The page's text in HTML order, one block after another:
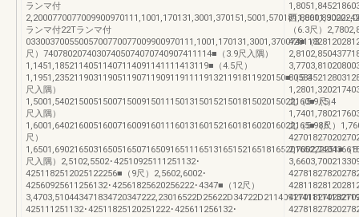
ランマ付
ランマ付22Tランマ付
03300370055005700770077009900970111,1001,170131,3001,370074■（3
尺）74078020740307405074070740907411114■（3.9尺入隅）
1,1451,18521140511407114091141111413119■（4.5尺）
1,1951,235211903119051190711909119111191321191811920150■（5.3
尺入隅）
1,5001,54021500515007150091501115013150152150181502015022160■（5.4
尺入隅）
1,6001,64021600516007160091601116013160152160181602016022165■（6
尺）
1,6501,69021650316505165071650916511165131651521651816520165222251■（
尺入隅）2,5102,5502･42510925111251132･
4251182512025122256■（9尺）2,5602,6002･
42560925611256132･42561825620256222･4347■（12尺）
425111251132･42511825120251222･425611256132･
西1,8601,9002･
（6.3尺）
九（5.9尺）
九（5.98尺）